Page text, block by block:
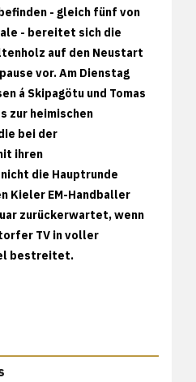
befinden - gleich fünf von
- bereitet sich die
auf den Neustart
vor. Am Dienstag
á Skipagötu und Tomas
zur heimischen
bei der
ihren
die Hauptrunde
Kieler EM-Handballer
zurückerwartet, wenn
TV in voller
bestreitet.